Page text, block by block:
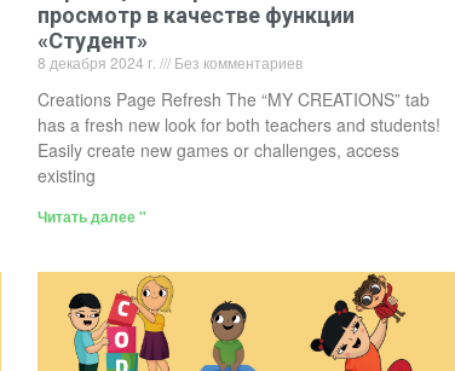
просмотр в качестве функции
«Студент»
8 декабря 2024 г. Без комментариев
Creations Page Refresh The “MY CREATIONS” tab
has a fresh new look for both teachers and students!
Easily create new games or challenges, access
existing
Читать далее "